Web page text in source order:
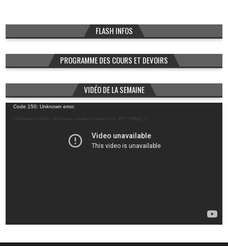
FLASH INFOS
PROGRAMME DES COURS ET DEVOIRS
VIDÉO DE LA SEMAINE
Lecteur
vidéo
Code 150: Unknown error.
Télécharger le fichier: https://www.youtube.com/watch?v=U_MN_YL99Ig&_=1